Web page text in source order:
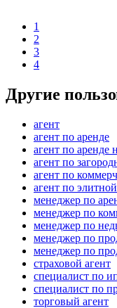
1
2
3
4
Другие
агент
агент по аренде
агент по аренде
агент по
агент по
агент по
менеджер по
менеджер по
менеджер по
менеджер по
менеджер по
страховой агент
специалист по
специалист по
торговый агент